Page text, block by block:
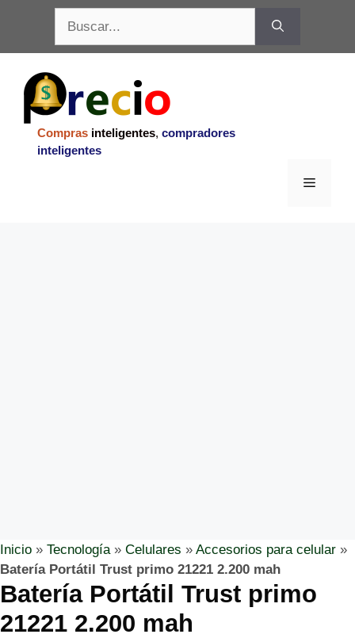
contenido
Compras inteligentes, compradores
inteligentes
Menu
Inicio » Tecnología» Celulares » Accesorios para celular »
Batería Portátil Trust primo 21221 2.200 mah
Batería Portátil Trust primo
21221 2.200 mah